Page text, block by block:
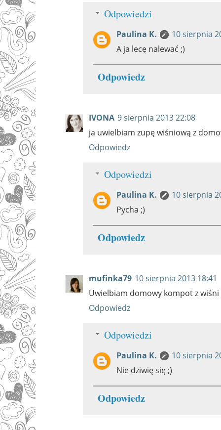
Odpowiedzi
Paulina K.
10 sierpnia
A ja lecę nalewać ;)
Odpowiedz
IVONA 9 sierpnia 2013 22:08
ja uwielbiam zupę wiśniową z
Odpowiedz
Odpowiedzi
Paulina K.
10 sierpnia
Pycha ;)
Odpowiedz
mufinka79 10 sierpnia 2013 18:41
Uwielbiam domowy kompot z wiśni
Odpowiedz
Odpowiedzi
Paulina K.
10 sierpnia
Nie dziwię się ;)
Odpowiedz